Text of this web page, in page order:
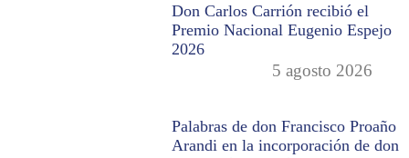
Don Carlos Carrión recibió el
Premio Nacional Eugenio Espejo
2026
5 agosto 2026
Palabras de don Francisco Proaño
Arandi en la incorporación de don